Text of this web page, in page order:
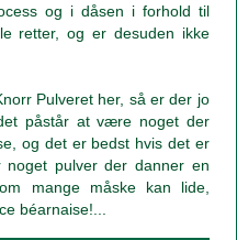
og i dåsen i forhold til
retter, og er desuden ikke
Pulveret her, så er der jo
påstår at være noget der
og det er bedst hvis det er
pulver der danner en
mange måske kan lide,
béarnaise!...